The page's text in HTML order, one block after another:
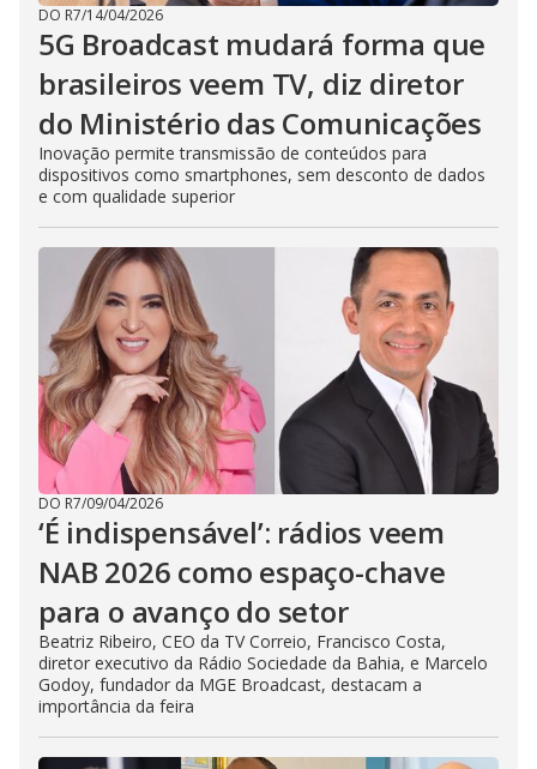
DO R7/14/04/2026
5G Broadcast mudará forma que
brasileiros veem TV, diz diretor
do Ministério das Comunicações
Inovação permite transmissão de conteúdos para
dispositivos como smartphones, sem desconto de dados
e com qualidade superior
DO R7/09/04/2026
‘É indispensável’: rádios veem
NAB 2026 como espaço-chave
para o avanço do setor
Beatriz Ribeiro, CEO da TV Correio, Francisco Costa,
diretor executivo da Rádio Sociedade da Bahia, e Marcelo
Godoy, fundador da MGE Broadcast, destacam a
importância da feira